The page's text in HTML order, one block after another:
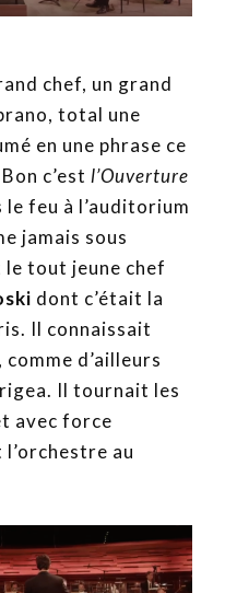
chef, un grand
total une
en une phrase ce
c’est l’Ouverture
le feu à l’auditorium
jamais sous
tout jeune chef
dont c’était la
Il connaissait
d’ailleurs
Il tournait les
avec force
au